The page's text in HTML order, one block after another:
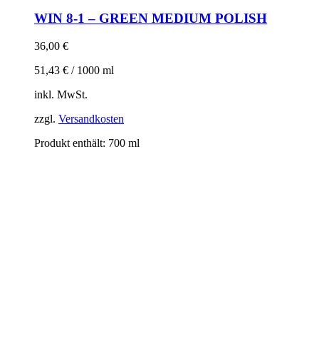
WIN 8-1 – GREEN MEDIUM POLISH
36,00 €
51,43 € / 1000 ml
inkl. MwSt.
zzgl. Versandkosten
Produkt enthält: 700 ml